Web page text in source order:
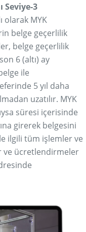
Seviye-3
olarak MYK
belge geçerlilik
belge geçerlilik
6 (altı) ay
ile
5 yıl daha
uzatılır. MYK
süresi içerisinde
girerek belgesini
ilgili tüm işlemler ve
ve ücretlendirmeler